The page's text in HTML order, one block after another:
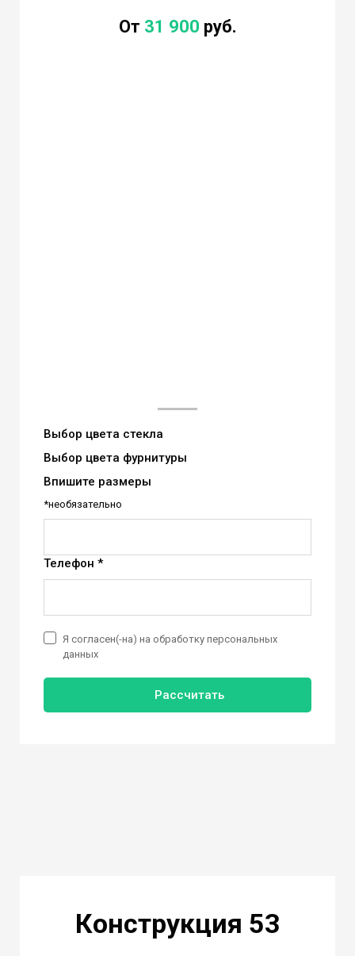
От 31 900 руб.
Выбор цвета стекла
Выбор цвета фурнитуры
Впишите размеры
*необязательно
Телефон *
Рассчитать
Я согласен(-на) на обработку персональных
данных
Конструкция 53